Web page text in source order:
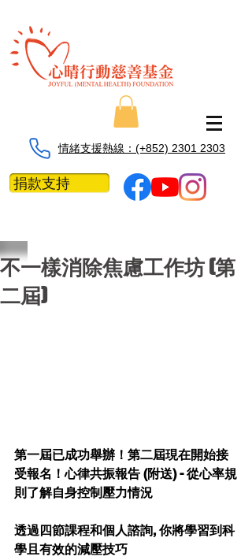
情緒支援熱線：​​(+852) 2301 2303
捐款支持
不一樣消除焦慮工作坊 (第
二屆)
第一屆已成功舉辦！第二屆現在開始接
受報名！心律共振報告 (附送) - 從心率規
則了解自身控制壓力情況
透過四節課程和個人諮詢, 你將學習到科
學且有效的減壓技巧